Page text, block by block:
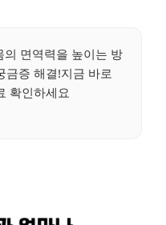
의 면역력을 높이는 방
금증 해결!지금 바로
확인하세요